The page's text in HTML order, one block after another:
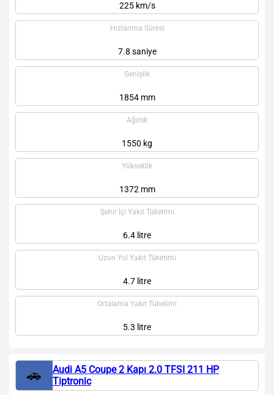
225 km/s
Hızlanma Süresi
7.8 saniye
Genişlik
1854 mm
Ağırlık
1550 kg
Yükseklik
1372 mm
Şehir İçi Yakıt Tüketimi
6.4 litre
Uzun Yol Yakıt Tüketimi
4.7 litre
Ortalama Yakıt Tüketimi
5.3 litre
🚗
Audi A5 Coupe 2 Kapı 2.0 TFSI 211 HP
Tiptronic